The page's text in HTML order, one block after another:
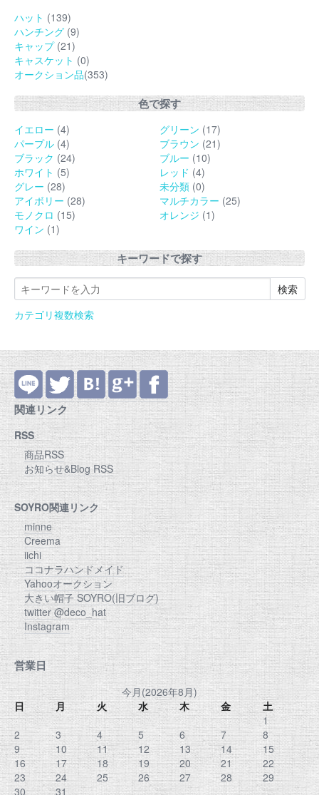
ハット (139)
ハンチング (9)
キャップ(21)
キャスケット (0)
オークション品(353)
色で探す
イエロー (4) グリーン (17)
パープル (4) ブラウン (21)
ブラック (24) ブルー (10)
ホワイト (5) レッド (4)
グレー (28) 未分類 (0)
アイボリー (28) マルチカラー (25)
モノクロ (15) オレンジ (1)
ワイン (1)
キーワードで探す
カテゴリ複数検索
関連リンク
RSS
商品RSS
お知らせ&Blog RSS
SOYRO関連リンク
minne
Creema
iichi
ココナラハンドメイド
Yahooオークション
大きい帽子 SOYRO(旧ブログ)
twitter @deco_hat
Instagram
営業日
今月(2026年8月)
日
月 火 水 木 金
土
1
2
3 4 5 6 7
8
9
10 11 12 13 14
15
16
17 18 19 20 21
22
23
24 25 26 27 28
29
30
31